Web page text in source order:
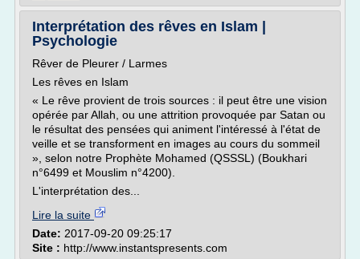
Interprétation des rêves en Islam |
Psychologie
Rêver de Pleurer / Larmes
Les rêves en Islam
« Le rêve provient de trois sources : il peut être une vision
opérée par Allah, ou une attrition provoquée par Satan ou
le résultat des pensées qui animent l'intéressé à l'état de
veille et se transforment en images au cours du sommeil
», selon notre Prophète Mohamed (QSSSL) (Boukhari
n°6499 et Mouslim n°4200).
L'interprétation des...
Lire la suite
Date: 2017-09-20 09:25:17
Site : http://www.instantspresents.com